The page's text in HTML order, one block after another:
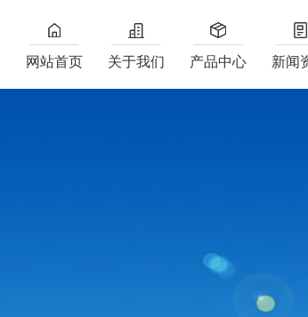
网站首页 关于我们 产品中心 新闻